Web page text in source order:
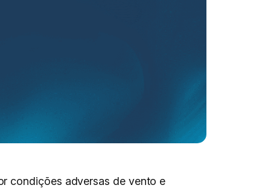
condições adversas de vento e